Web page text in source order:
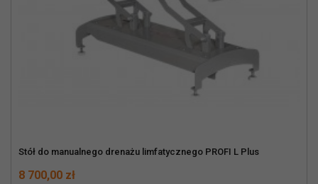
Stół do manualnego drenażu limfatycznego PROFI L Plus
Cena
8 700,00 zł
Normalna cena